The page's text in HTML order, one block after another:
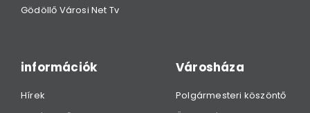
Gödöllő Városi Net Tv
információk
Hírek
Városháza
Polgármesteri köszöntő